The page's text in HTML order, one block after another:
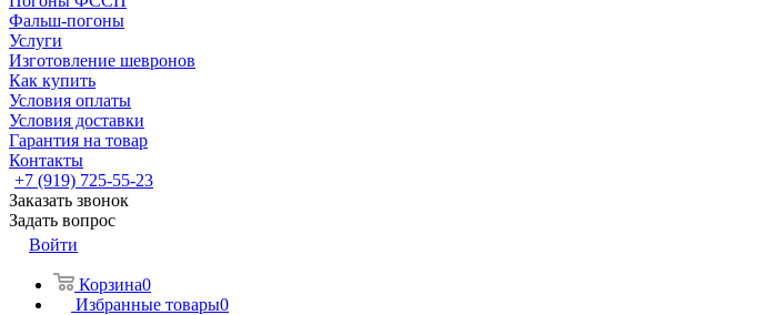
Фальш-погоны
Услуги
Изготовление шевронов
Как купить
Условия оплаты
Условия доставки
Гарантия на товар
Контакты
+7 (919) 725-55-23
Заказать звонок
Задать вопрос
Войти
Корзина0
Избранные товары0